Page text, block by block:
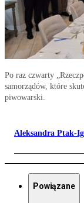
Po raz czwarty
samorządów, które
piwowarski.
Aleksandra Ptak-
Powiązane